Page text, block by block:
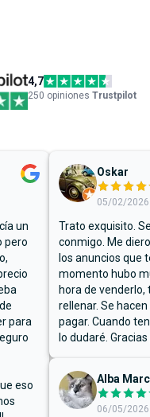
4,7
250 opiniones Trustpilot
un
pero
para
eso
Oskar
05/02/2026
Trato exquisito.
conmigo. Me
los anuncios que
momento hubo
hora de
rellenar. Se
pagar. Cuando
lo dudaré.
Alba
06/05/2026